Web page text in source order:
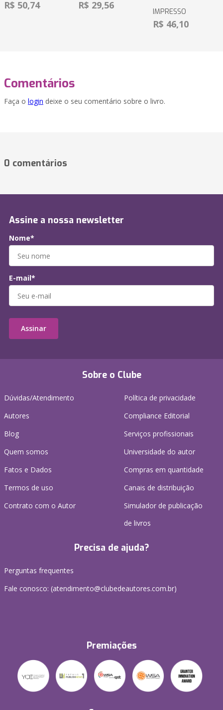
R$ 50,74 R$ 29,56
IMPRESSO
R$ 46,10
Comentários
Faça o login deixe o seu comentário sobre o livro.
0 comentários
Sobre o Clube
Dúvidas/Atendimento
Autores
Blog
Quem somos
Fatos e Dados
Termos de uso
Contrato com o Autor
Política de privacidade
Compliance Editorial
Serviços profissionais
Universidade do autor
Compras em quantidade
Canais de distribuição
Simulador de publicação
de livros
Precisa de ajuda?
Perguntas frequentes
Fale conosco: (atendimento@clubedeautores.com.br)
Premiações
Assine a nossa newsletter
Nome*
E-mail*
Assinar